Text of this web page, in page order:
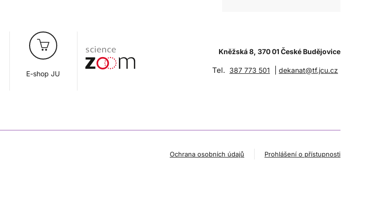
E-shop JU
Kněžská 8, 370 01 České Budějovice
Tel. 387 773 501 |dekanat@tf.jcu.cz
Ochrana osobních údajů Prohlášení o přístupnosti